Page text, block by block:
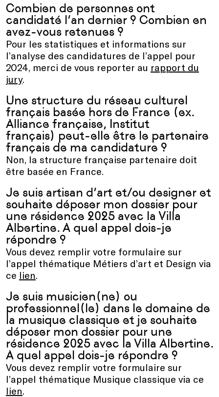
Combien de personnes ont
candidaté l’an dernier ? Combien en
avez-vous retenues ?
Pour les statistiques et informations sur
l’analyse des candidatures de l’appel pour
2024, merci de vous reporter au rapport du
jury.
Une structure du réseau culturel
français basée hors de France (ex.
Alliance française, Institut
français) peut-elle être le partenaire
français de ma candidature ?
Non, la structure française partenaire doit
être basée en France.
Je suis artisan d’art et/ou designer et
souhaite déposer mon dossier pour
une résidence 2025 avec la Villa
Albertine. A quel appel dois-je
répondre ?
Vous devez remplir votre formulaire sur
l’appel thématique Métiers d’art et Design via
ce lien.
Je suis musicien(ne) ou
professionnel(le) dans le domaine de
la musique classique et je souhaite
déposer mon dossier pour une
résidence 2025 avec la Villa Albertine.
A quel appel dois-je répondre ?
Vous devez remplir votre formulaire sur
l’appel thématique Musique classique via ce
lien.